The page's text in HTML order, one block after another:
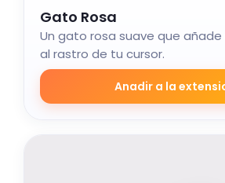
Gato Rosa
Un gato rosa suave que añade
al rastro de tu cursor.
Anadir a la